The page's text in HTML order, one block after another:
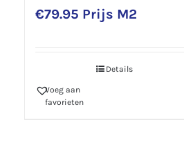
€79.95 Prijs M2
Details
Voeg aan
favorieten